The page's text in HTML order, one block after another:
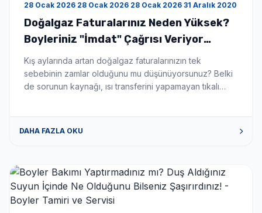
28 Ocak 2026 28 Ocak 2026 28 Ocak 2026 31 Aralık 2020
Doğalgaz Faturalarınız Neden Yüksek?
Boyleriniz "İmdat" Çağrısı Veriyor
Olabilir! - Boyler Tamiri ve Servisi
Kış aylarında artan doğalgaz faturalarınızın tek
sebebinin zamlar olduğunu mu düşünüyorsunuz? Belki
de sorunun kaynağı, ısı transferini yapamayan tıkalı
DAHA FAZLA OKU